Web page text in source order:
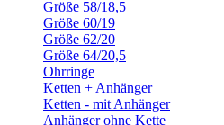
Größe 58/18,5
Größe 60/19
Größe 62/20
Größe 64/20,5
Ohrringe
Ketten + Anhänger
Ketten - mit Anhänger
Anhänger ohne Kette